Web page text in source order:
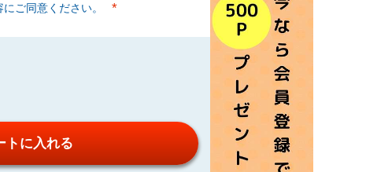
ご同意ください。
トに入れる